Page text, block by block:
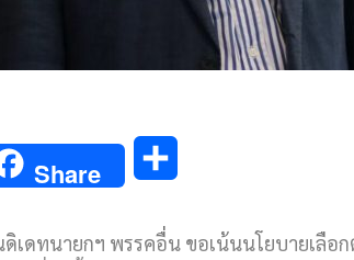
Share
a
เดทนายกฯ พรรคอื่น ขอเน้นนโยบายเลือ